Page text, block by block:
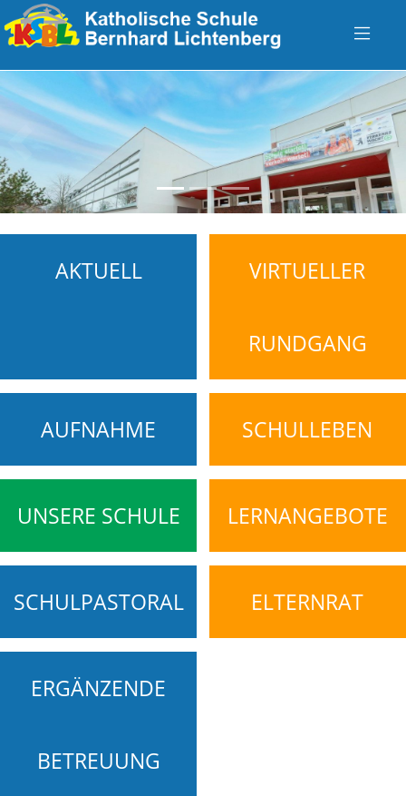
zurück
AKTUELL VIRTUELLER
RUNDGANG
AUFNAHME SCHULLEBEN
UNSERE SCHULE LERNANGEBOTE
SCHULPASTORAL ELTERNRAT
ERGÄNZENDE
BETREUUNG